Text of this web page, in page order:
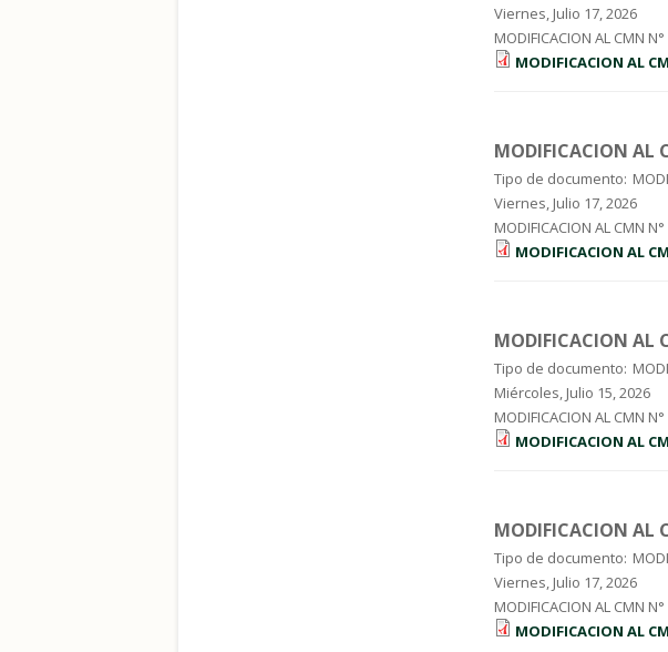
Viernes, Julio 17, 2026
MODIFICACION AL CMN
MODIFICACION AL
MODIFICACION AL
Tipo de documento:
Viernes, Julio 17, 2026
MODIFICACION AL CMN
MODIFICACION AL
MODIFICACION AL
Tipo de documento:
Miércoles, Julio 15, 2026
MODIFICACION AL CMN
MODIFICACION AL
MODIFICACION AL
Tipo de documento:
Viernes, Julio 17, 2026
MODIFICACION AL CMN
MODIFICACION AL